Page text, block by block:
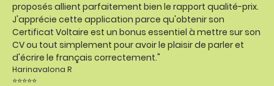
proposés allient parfaitement bien le rapport qualité-prix.
J'apprécie cette application parce qu'obtenir son
Certificat Voltaire est un bonus essentiel à mettre sur son
CV ou tout simplement pour avoir le plaisir de parler et
d'écrire le français correctement."
Harinavalona R
⭐⭐⭐⭐⭐